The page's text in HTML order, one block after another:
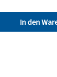
In den